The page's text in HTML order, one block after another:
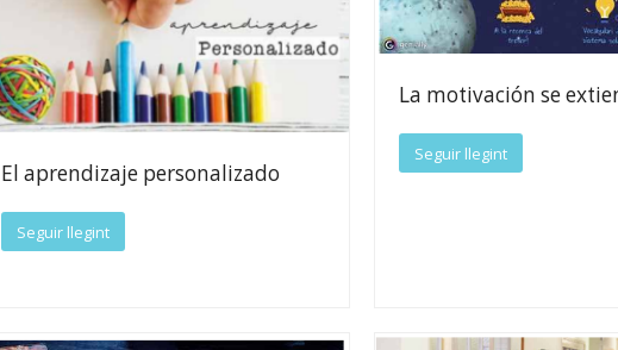
El aprendizaje personalizado
Seguir llegint
La motivación se
Seguir llegint